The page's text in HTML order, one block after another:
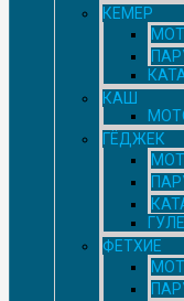
КЕМЕР
КАШ
ГЁДЖЕК
ФЕТХИЕ